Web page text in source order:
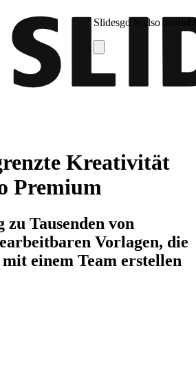
Slidesgo is also
Kreativität
Premium
Tausenden von
Vorlagen, die
einem Team erstellen